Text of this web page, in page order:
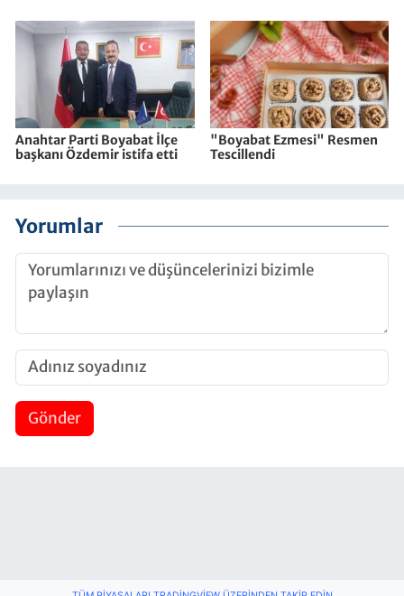
Anahtar Parti Boyabat İlçe
başkanı Özdemir istifa etti
"Boyabat Ezmesi" Resmen
Tescillendi
Yorumlar
Gönder